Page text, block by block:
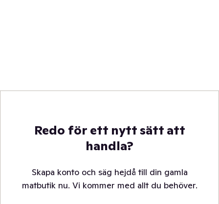
Redo för ett nytt sätt att
handla?
Skapa konto och säg hejdå till din gamla
matbutik nu. Vi kommer med allt du behöver.